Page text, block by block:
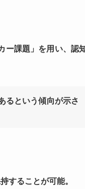
ー課題」を用い、認
るという傾向が示さ
することが可能。